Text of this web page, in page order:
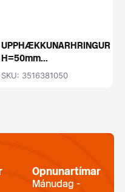
UPPHÆKKUNARHRINGUR
H=50mm...
SKU: 3516381050
Opnunartímar
Mánudag -